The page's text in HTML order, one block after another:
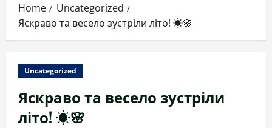
Home
Uncategorized
Яскраво та весело зустріли літо! ☀️🌸
Uncategorized
Яскраво та весело зустріли
літо! ☀️🌸